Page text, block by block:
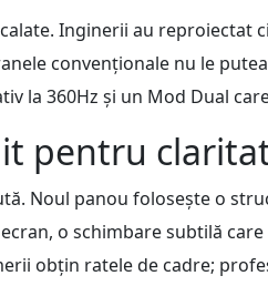
Inginerii au reproiectat
convenționale nu le
la 360Hz și un Mod Dual
pentru
Noul panou folosește o
o schimbare subtilă
obțin ratele de cadre;